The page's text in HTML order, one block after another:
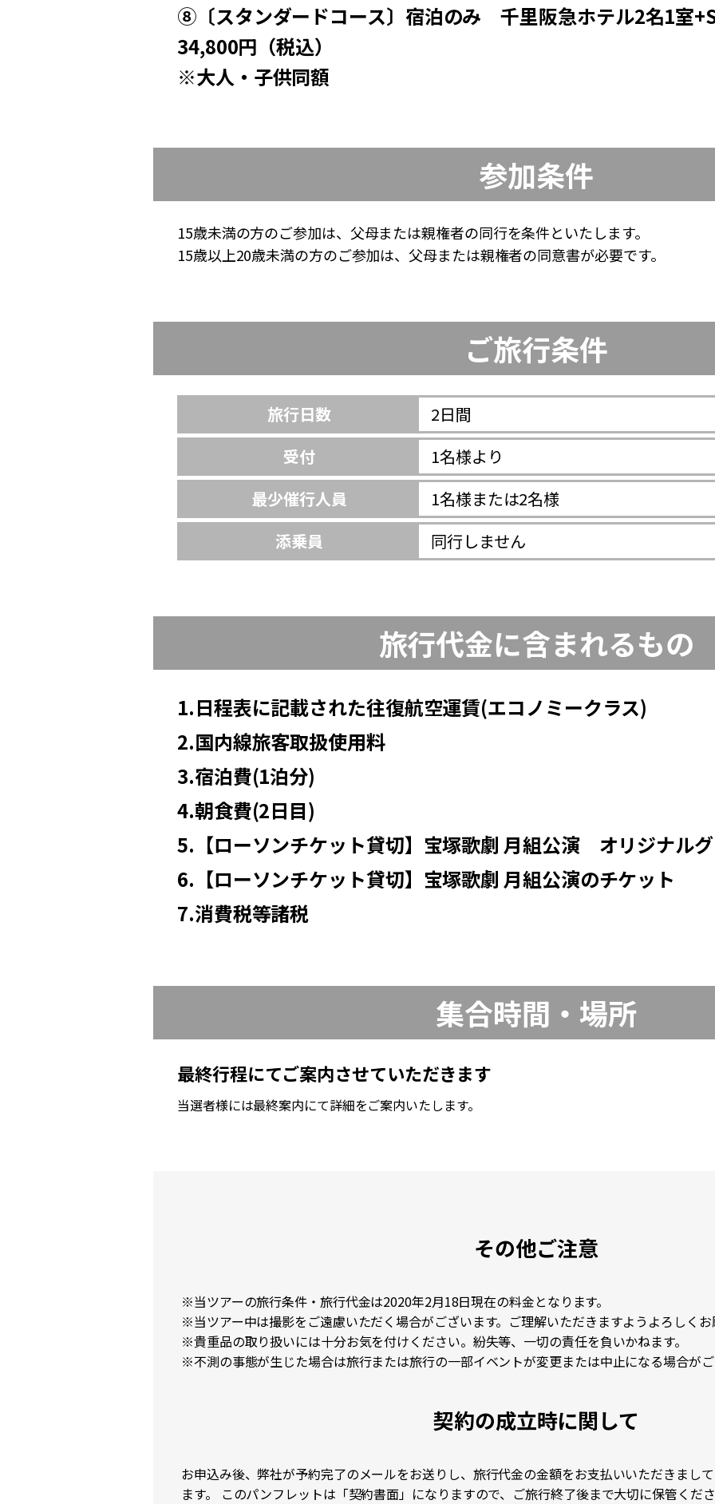
⑧〔スタンダードコース〕宿泊のみ 千里阪急ホテル2名1
34,800円（税込）
※大人・子供同額
参加条件
15歳未満の方のご参加は、父母または親権者の同行を条件といたします。
15歳以上20歳未満の方のご参加は、父母または親権者の同意書が必要です。
ご旅行条件
旅行日数
2日間
受付
1名様より
最少催行人員
1名様または2名様
添乗員
同行しません
旅行代金に含まれるもの
1.日程表に記載された往復航空運賃(エコノミークラス)
2.国内線旅客取扱使用料
3.宿泊費(1泊分)
4.朝食費(2日目)
5.【ローソンチケット貸切】宝塚歌劇 月組公演 オリジナル
6.【ローソンチケット貸切】宝塚歌劇 月組公演のチケット
7.消費税等諸税
集合時間・場所
最終行程にてご案内させていただきます
当選者様には最終案内にて詳細をご案内いたします。
その他ご注意
※当ツアーの旅行条件・旅行代金は2020年2月18日現在の料金となります。
※当ツアー中は撮影をご遠慮いただく場合がございます。ご理解いただきますようよろしく
※貴重品の取り扱いには十分お気を付けください。紛失等、一切の責任を負いかねます。
※不測の事態が生じた場合は旅行または旅行の一部イベントが変更または中止になる場合が
契約の成立時に関して
お申込み後、弊社が予約完了のメールをお送りし、旅行代金の金額をお支払いいただきまし
ます。 このパンフレットは「契約書面」になりますので、ご旅行終了後まで大切に保管くだ